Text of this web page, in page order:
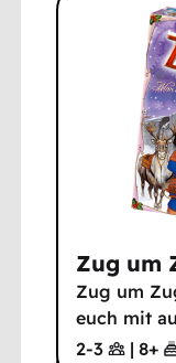
Zug um
Zug um
euch mit
2-3
| 8+